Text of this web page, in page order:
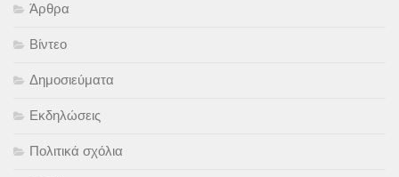
Άρθρα
Βίντεο
Δημοσιεύματα
Εκδηλώσεις
Πολιτικά σχόλια